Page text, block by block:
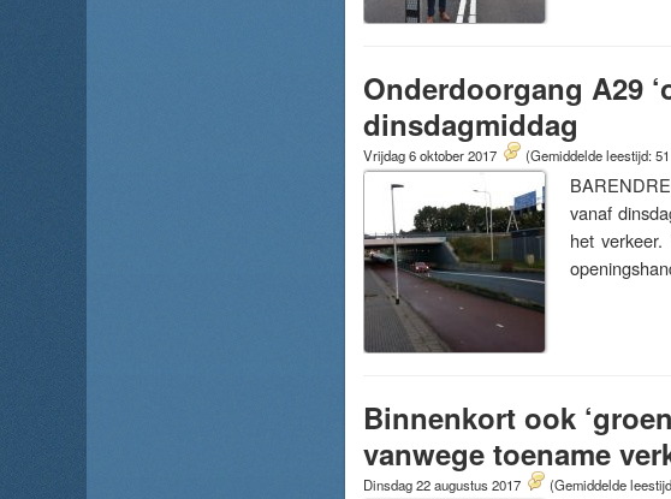
Onderdoorgang A29
dinsdagmiddag
Vrijdag 6 oktober 2017 (Gemiddelde leestijd:
vanaf
het
Binnenkort ook
vanwege toename
Dinsdag 22 augustus 2017 (Gemiddelde